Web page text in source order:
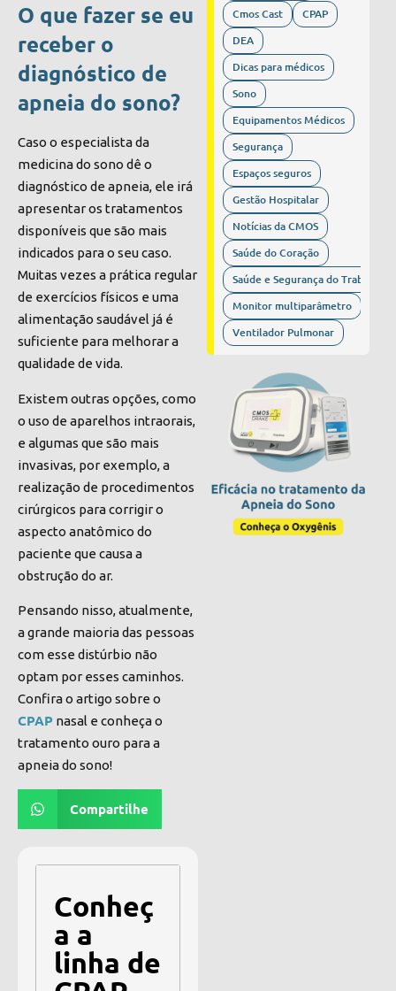
O que fazer se eu
receber o
diagnóstico de
apneia do sono?
Caso o especialista da
medicina do sono dê o
diagnóstico de apneia, ele irá
apresentar os tratamentos
disponíveis que são mais
indicados para o seu caso.
Muitas vezes a prática regular
de exercícios físicos e uma
alimentação saudável já é
suficiente para melhorar a
qualidade de vida.
Existem outras opções, como
o uso de aparelhos intraorais,
e algumas que são mais
invasivas, por exemplo, a
realização de procedimentos
cirúrgicos para corrigir o
aspecto anatômico do
paciente que causa a
obstrução do ar.
Pensando nisso, atualmente,
a grande maioria das pessoas
com esse distúrbio não
optam por esses caminhos.
Confira o artigo sobre o
CPAP nasal e conheça o
tratamento ouro para a
apneia do sono!
Compartilhe
Conheç
a a
linha de
Cmos Cast
CPAP
DEA
Dicas para médicos
Sono
Equipamentos Médicos
Segurança
Espaços seguros
Gestão Hospitalar
Notícias da CMOS
Saúde do Coração
Saúde e Segurança do Trabalho
Monitor multiparâmetro
Ventilador Pulmonar